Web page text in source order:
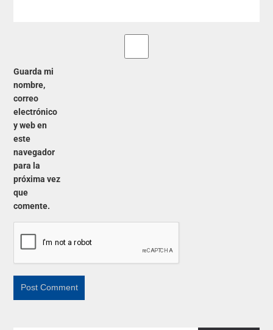
Guarda mi
nombre,
correo
electrónico
y web en
este
navegador
para la
próxima vez
que
comente.